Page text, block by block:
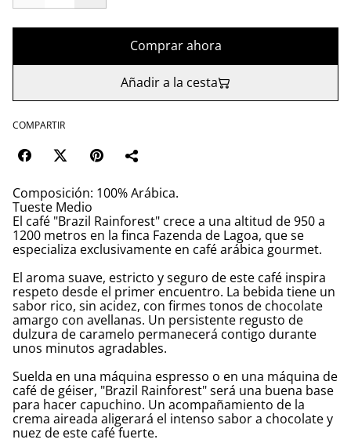
Comprar ahora
Añadir a la cesta
COMPARTIR
Composición: 100% Arábica.
Tueste Medio
El café "Brazil Rainforest" crece a una altitud de 950 a
1200 metros en la finca Fazenda de Lagoa, que se
especializa exclusivamente en café arábica gourmet.
El aroma suave, estricto y seguro de este café inspira
respeto desde el primer encuentro. La bebida tiene un
sabor rico, sin acidez, con firmes tonos de chocolate
amargo con avellanas. Un persistente regusto de
dulzura de caramelo permanecerá contigo durante
unos minutos agradables.
Suelda en una máquina espresso o en una máquina de
café de géiser, "Brazil Rainforest" será una buena base
para hacer capuchino. Un acompañamiento de la
crema aireada aligerará el intenso sabor a chocolate y
nuez de este café fuerte.